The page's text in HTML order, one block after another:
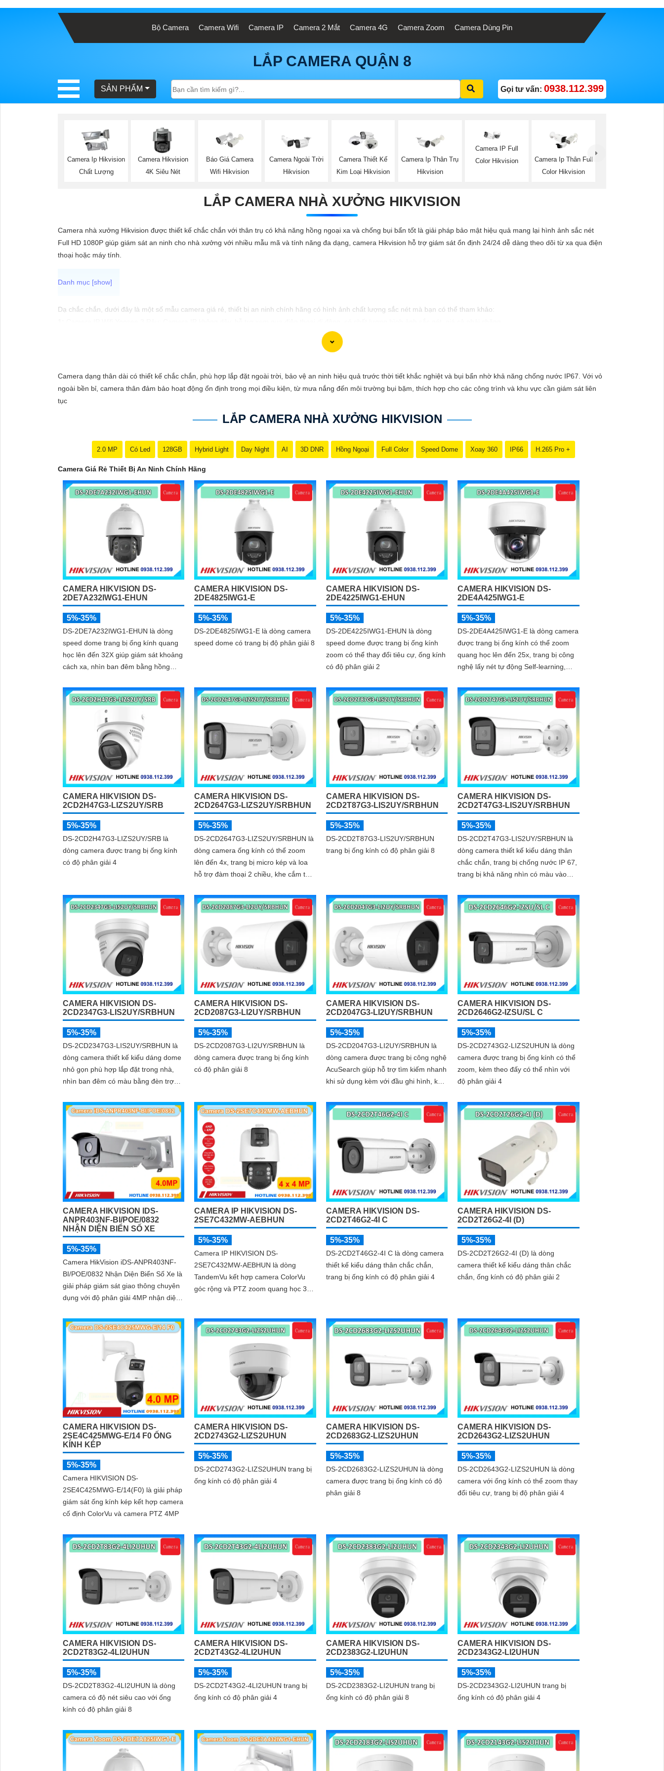
Bộ Camera Camera Wifi Camera IP Camera 2 Mắt Camera 4G Camera Zoom Camera Dùng Pin
LẮP CAMERA QUẬN 8
SẢN PHẨM Gọi tư vấn: 0938.112.399
Camera Ip Hikvision
Chất Lượng
Camera Hikvision
4K Siêu Nét
Báo Giá Camera
Wifi Hikvision
Camera Ngoài Trời
Hikvision
Camera Thiết Kế
Kim Loại Hikvision
Camera Ip Thân Trụ
Hikvision
Camera IP Full
Color Hikvision
Camera Ip Thân Full
Color Hikvision
LẮP CAMERA NHÀ XƯỞNG HIKVISION
Camera nhà xưởng Hikvision được thiết kế chắc chắn với thân trụ có khả năng hồng ngoại xa và chống bụi bẩn tốt là giải pháp bảo mật hiệu quả mang lại hình ảnh sắc nét
Full HD 1080P giúp giám sát an ninh cho nhà xưởng với nhiều mẫu mã và tính năng đa dạng, camera Hikvision hỗ trợ giám sát ổn định 24/24 dễ dàng theo dõi từ xa qua điện
thoại hoặc máy tính.
Dạ chắc chắn, dưới đây là một số mẫu camera giá rẻ, thiết bị an ninh chính hãng có hình ảnh chất lượng sắc nét mà bạn có thể tham khảo:
Camera Vantech VP-C2112CP: Camera dạng dome, chất lượng Full HD, hỗ trợ xoay 360 độ, phù hợp cho việc lắp đặt trong nhà hoặc ngoài trời.
Camera Hikvision DS-2CE56C0T-IRP: Camera thân hồng ngoại, chất lượng 1MP, có khả năng quan sát ban đêm tốt, sắc nét.
Nhớ kiểm tra kỹ thông số kỹ thuật cũng như nguồn gốc xuất xứ của sản phẩm trước khi mua nhé để
Hoàn toàn tin cậy
Camera dạng thân dài có thiết kế chắc chắn, phù hợp lắp đặt ngoài trời, bảo vệ an ninh hiệu quả trước thời tiết khắc nghiệt và bụi bẩn nhờ khả năng chống nước IP67. Với vỏ
ngoài bền bỉ, camera thân đảm bảo hoạt động ổn định trong mọi điều kiện, từ mưa nắng đến môi trường bụi bặm, thích hợp cho các công trình và khu vực cần giám sát liên
tục
LẮP CAMERA NHÀ XƯỞNG HIKVISION
2.0 MP Có Led 128GB Hybrid Light Day Night AI 3D DNR Hồng Ngoại Full Color Speed Dome Xoay 360 IP66 H.265 Pro +
Camera Giá Rẻ Thiết Bị An Ninh Chính Hãng
CAMERA HIKVISION DS-
2DE7A232IWG1-EHUN
5%-35%
DS-2DE7A232IWG1-EHUN là dòng
speed dome trang bị ống kính quang
học lên đến 32X giúp giám sát khoảng
cách xa, nhìn ban đêm bằng hồng
AcuSense nâng cao hiệu quả giám sát
an ninh, có tốc độ lấy nét cao nhờ
công nghệ Self-learning
CAMERA HIKVISION DS-
2DE4825IWG1-E
5%-35%
DS-2DE4825IWG1-E là dòng camera
speed dome có trang bị độ phân giải 8
CAMERA HIKVISION DS-
2DE4225IWG1-EHUN
5%-35%
DS-2DE4225IWG1-EHUN là dòng
speed dome được trang bị ống kính
zoom có thể thay đổi tiêu cự, ống kính
có độ phân giải 2
CAMERA HIKVISION DS-
2DE4A425IWG1-E
5%-35%
DS-2DE4A425IWG1-E là dòng camera
được trang bị ống kính có thể zoom
quang học lên đến 25x, trang bị công
nghệ lấy nét tự động Self-learning,
xác tích hợp AcuSearch khi kết hợp
chung với đầu ghi hình, nhìn ban đêm
CAMERA HIKVISION DS-
2CD2H47G3-LIZS2UY/SRB
5%-35%
DS-2CD2H47G3-LIZS2UY/SRB là
dòng camera được trang bị ống kính
có độ phân giải 4
CAMERA HIKVISION DS-
2CD2647G3-LIZS2UY/SRBHUN
5%-35%
DS-2CD2647G3-LIZS2UY/SRBHUN là
dòng camera ống kính có thể zoom
lên đến 4x, trang bị micro kép và loa
hỗ trợ đàm thoại 2 chiều, khe cắm thẻ
trong việc cân bằng màu sáng trong
điều kiện ánh sáng yếu, ống kính có
CAMERA HIKVISION DS-
2CD2T87G3-LIS2UY/SRBHUN
5%-35%
DS-2CD2T87G3-LIS2UY/SRBHUN
trang bị ống kính có độ phân giải 8
CAMERA HIKVISION DS-
2CD2T47G3-LIS2UY/SRBHUN
5%-35%
DS-2CD2T47G3-LIS2UY/SRBHUN là
dòng camera thiết kế kiểu dáng thân
chắc chắn, trang bị chống nước IP 67,
trang bị khả năng nhìn có màu vào
phát hiện chuyển động và phân biệt
được người và phương tiện, ống kính
CAMERA HIKVISION DS-
2CD2347G3-LIS2UY/SRBHUN
5%-35%
DS-2CD2347G3-LIS2UY/SRBHUN là
dòng camera thiết kế kiểu dáng dome
nhỏ gọn phù hợp lắp đặt trong nhà,
nhìn ban đêm có màu bằng đèn trợ
HikAI-ISP, có tính năng AI giúp nhận
diện người và phương tiện, tích hợp
CAMERA HIKVISION DS-
2CD2087G3-LI2UY/SRBHUN
5%-35%
DS-2CD2087G3-LI2UY/SRBHUN là
dòng camera được trang bị ống kính
có độ phân giải 8
CAMERA HIKVISION DS-
2CD2047G3-LI2UY/SRBHUN
5%-35%
DS-2CD2047G3-LI2UY/SRBHUN là
dòng camera được trang bị công nghệ
AcuSearch giúp hỗ trợ tìm kiếm nhanh
khi sử dụng kèm với đầu ghi hình, kèm
130dB, trang bị micro kép và loa hỗ
trợ đàm thoại 2 chiều, ống kính 4
CAMERA HIKVISION DS-
2CD2646G2-IZSU/SL C
5%-35%
DS-2CD2743G2-LIZS2UHUN là dòng
camera được trang bị ống kính có thể
zoom, kèm theo đấy có thể nhìn với
độ phân giải 4
CAMERA HIKVISION IDS-
ANPR403NF-BI/POE/0832
NHẬN DIỆN BIỂN SỐ XE
5%-35%
Camera HikVision iDS-ANPR403NF-
BI/POE/0832 Nhận Diện Biển Số Xe là
giải pháp giám sát giao thông chuyên
dụng với độ phân giải 4MP nhận diện
120km/h cảm biến 1/1
CAMERA IP HIKVISION DS-
2SE7C432MW-AEBHUN
5%-35%
Camera IP HIKVISION DS-
2SE7C432MW-AEBHUN là dòng
TandemVu kết hợp camera ColorVu
góc rộng và PTZ zoom quang học 32X
CAMERA HIKVISION DS-
2CD2T46G2-4I C
5%-35%
DS-2CD2T46G2-4I C là dòng camera
thiết kế kiểu dáng thân chắc chắn,
trang bị ống kính có độ phân giải 4
CAMERA HIKVISION DS-
2CD2T26G2-4I (D)
5%-35%
DS-2CD2T26G2-4I (D) là dòng
camera thiết kế kiểu dáng thân chắc
chắn, ống kính có độ phân giải 2
CAMERA HIKVISION DS-
2SE4C425MWG-E/14 F0 ỐNG
KÍNH KÉP
5%-35%
Camera HIKVISION DS-
2SE4C425MWG-E/14(F0) là giải pháp
giám sát ống kính kép kết hợp camera
cố định ColorVu và camera PTZ 4MP
CAMERA HIKVISION DS-
2CD2743G2-LIZS2UHUN
5%-35%
DS-2CD2743G2-LIZS2UHUN trang bị
ống kính có độ phân giải 4
CAMERA HIKVISION DS-
2CD2683G2-LIZS2UHUN
5%-35%
DS-2CD2683G2-LIZS2UHUN là dòng
camera được trang bị ống kính có độ
phân giải 8
CAMERA HIKVISION DS-
2CD2643G2-LIZS2UHUN
5%-35%
DS-2CD2643G2-LIZS2UHUN là dòng
camera với ống kính có thể zoom thay
đổi tiêu cự, trang bị độ phân giải 4
CAMERA HIKVISION DS-
2CD2T83G2-4LI2UHUN
5%-35%
DS-2CD2T83G2-4LI2UHUN là dòng
camera có độ nét siêu cao với ống
kính có độ phân giải 8
CAMERA HIKVISION DS-
2CD2T43G2-4LI2UHUN
5%-35%
DS-2CD2T43G2-4LI2UHUN trang bị
ống kính có độ phân giải 4
CAMERA HIKVISION DS-
2CD2383G2-LI2UHUN
5%-35%
DS-2CD2383G2-LI2UHUN trang bị
ống kính có độ phân giải 8
CAMERA HIKVISION DS-
2CD2343G2-LI2UHUN
5%-35%
DS-2CD2343G2-LI2UHUN trang bị
ống kính có độ phân giải 4